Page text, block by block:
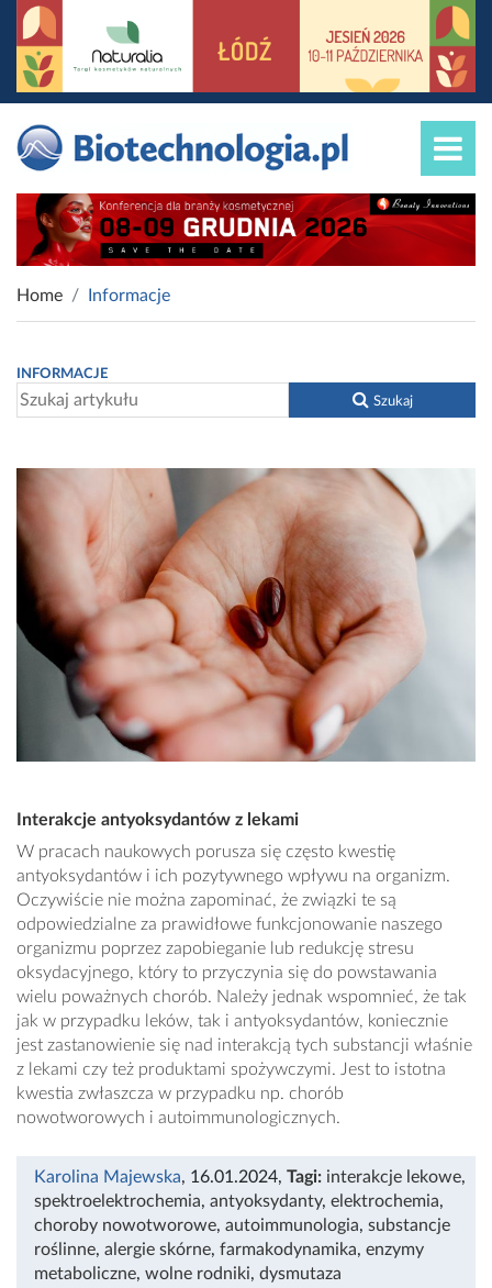
Home Informacje
INFORMACJE
Szukaj
Interakcje antyoksydantów z lekami
W pracach naukowych porusza się często kwestię
antyoksydantów i ich pozytywnego wpływu na organizm.
Oczywiście nie można zapominać, że związki te są
odpowiedzialne za prawidłowe funkcjonowanie naszego
organizmu poprzez zapobieganie lub redukcję stresu
oksydacyjnego, który to przyczynia się do powstawania
wielu poważnych chorób. Należy jednak wspomnieć, że tak
jak w przypadku leków, tak i antyoksydantów, koniecznie
jest zastanowienie się nad interakcją tych substancji właśnie
z lekami czy też produktami spożywczymi. Jest to istotna
kwestia zwłaszcza w przypadku np. chorób
nowotworowych i autoimmunologicznych.
Karolina Majewska, 16.01.2024, Tagi: interakcje lekowe,
spektroelektrochemia, antyoksydanty, elektrochemia,
choroby nowotworowe, autoimmunologia, substancje
roślinne, alergie skórne, farmakodynamika, enzymy
metaboliczne, wolne rodniki, dysmutaza